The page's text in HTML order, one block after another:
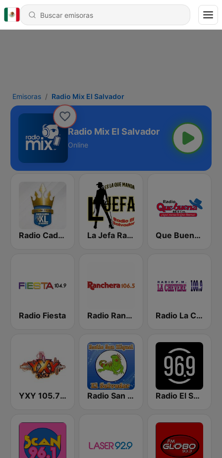
Emisoras Radio Mix El Salvador
Radio Mix El Salvador
Online
Radio Cadena YSKL La Poderosa La Jefa Radio El Salvador Que Buena 88.9 FM
Radio Fiesta Radio Ranchera El Salvador Radio La Chevere 100.9 FM
YXY 105.7 FM Radio San Miguel El Salvador Radio El Salvador | 96.9 FM